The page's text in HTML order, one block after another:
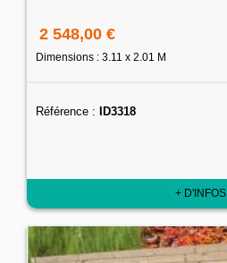
2 548,00 €
Dimensions : 3.11 x 2.01 M
Référence : ID3318
+ D'INFOS